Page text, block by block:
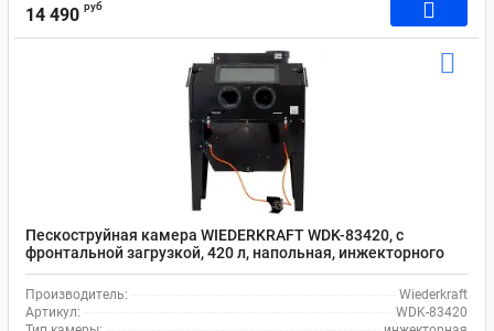
14 490 руб
Пескоструйная камера WIEDERKRAFT WDK-83420, с
фронтальной загрузкой, 420 л, напольная, инжекторного
типа, с системой рециркуляции абразива
Производитель:
Wiederkraft
Артикул:
WDK-83420